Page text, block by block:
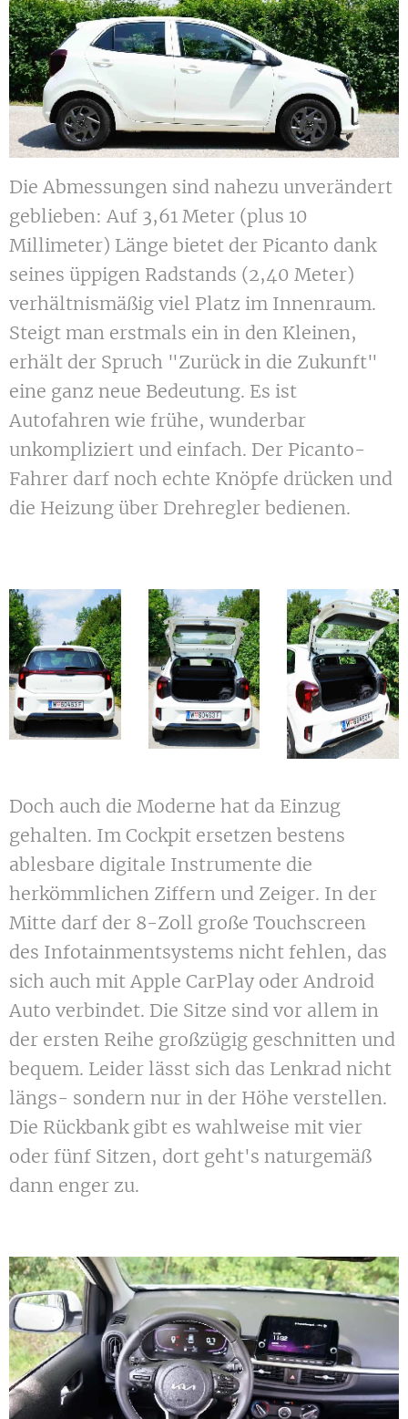
Die Abmessungen sind nahezu unverändert
geblieben: Auf 3,61 Meter (plus 10
Millimeter) Länge bietet der Picanto dank
seines üppigen Radstands (2,40 Meter)
verhältnismäßig viel Platz im Innenraum.
Steigt man erstmals ein in den Kleinen,
erhält der Spruch "Zurück in die Zukunft"
eine ganz neue Bedeutung. Es ist
Autofahren wie frühe, wunderbar
unkompliziert und einfach. Der Picanto-
Fahrer darf noch echte Knöpfe drücken und
die Heizung über Drehregler bedienen.
Doch auch die Moderne hat da Einzug
gehalten. Im Cockpit ersetzen bestens
ablesbare digitale Instrumente die
herkömmlichen Ziffern und Zeiger. In der
Mitte darf der 8-Zoll große Touchscreen
des Infotainmentsystems nicht fehlen, das
sich auch mit Apple CarPlay oder Android
Auto verbindet. Die Sitze sind vor allem in
der ersten Reihe großzügig geschnitten und
bequem. Leider lässt sich das Lenkrad nicht
längs- sondern nur in der Höhe verstellen.
Die Rückbank gibt es wahlweise mit vier
oder fünf Sitzen, dort geht's naturgemäß
dann enger zu.